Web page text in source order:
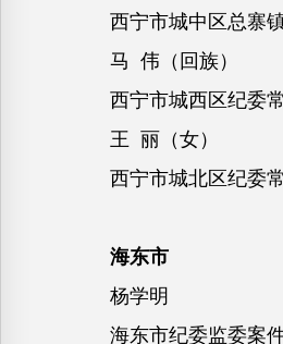
西宁市城中区总寨
马 伟（回族）
西宁市城西区纪委
王 丽（女）
西宁市城北区纪委
海东市
杨学明
海东市纪委监委案